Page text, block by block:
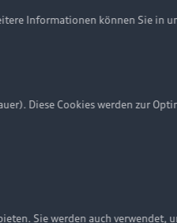
Barrierefreiheit Digital
kann abweichen.
Informationen können Sie in
Diese Cookies werden zur
Sie werden auch verwendet,